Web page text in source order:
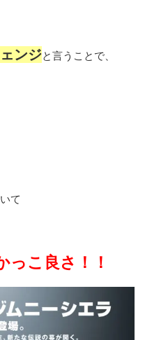
ンジと言うことで、
て
っこ良さ！！